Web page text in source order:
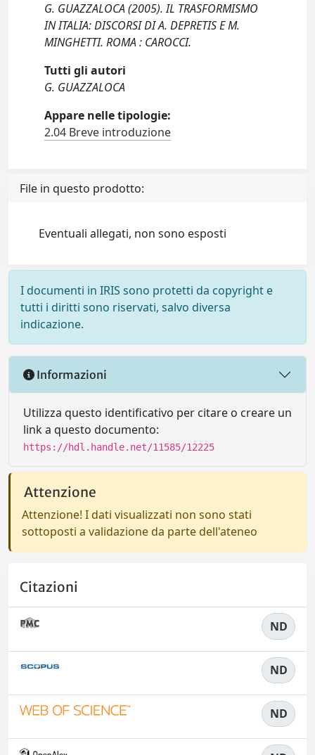
G. GUAZZALOCA (2005). IL TRASFORMISMO
IN ITALIA: DISCORSI DI A. DEPRETIS E M.
MINGHETTI. ROMA : CAROCCI.
Tutti gli autori
G. GUAZZALOCA
Appare nelle tipologie:
2.04 Breve introduzione
File in questo prodotto:
Eventuali allegati, non sono esposti
I documenti in IRIS sono protetti da copyright e
tutti i diritti sono riservati, salvo diversa
indicazione.
Informazioni
Utilizza questo identificativo per citare o creare un
link a questo documento:
https://hdl.handle.net/11585/12225
Attenzione
Attenzione! I dati visualizzati non sono stati
sottoposti a validazione da parte dell'ateneo
Citazioni
ND
ND
ND